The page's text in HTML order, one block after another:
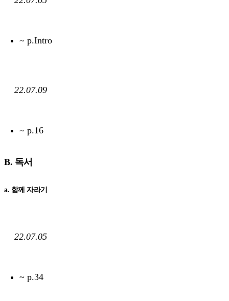
~ p.Intro
22.07.09
~ p.16
B. 독서
a. 함께 자라기
22.07.05
~ p.34